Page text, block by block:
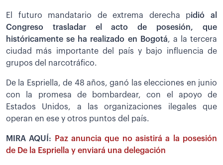
El futuro mandatario de extrema derecha pidió al
Congreso trasladar el acto de posesión, que
históricamente se ha realizado en Bogotá, a la tercera
ciudad más importante del país y bajo influencia de
grupos del narcotráfico.
De la Espriella, de 48 años, ganó las elecciones en junio
con la promesa de bombardear, con el apoyo de
Estados Unidos, a las organizaciones ilegales que
operan en ese y otros puntos del país.
MIRA AQUÍ:
Paz anuncia que no asistirá a la posesión
de De la Espriella y enviará una delegación